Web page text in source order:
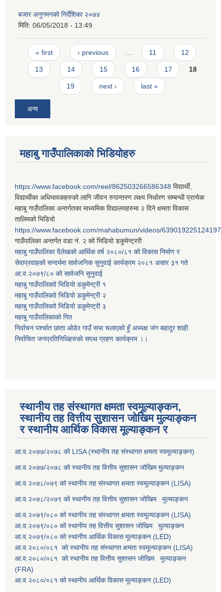
बजार अनुगमनकाे निर्देशिका २०७४
मिति: 06/05/2018 - 13:49
Pages
« first ‹ previous 11 12
13 14 15 16 17 18
19 next › last »
अन्य
महाबु गाउँपालिकाको भिडियोहरु
https://www.facebook.com/reel/862503266586348 विद्यार्थी,
विद्यार्थीका अधिभावकहरुको लागि जीवन रुपान्तरण लक्ष्य निर्धारण सम्बन्धी प्रत्येक
महाबु गाउँपालिका अन्तर्गतका माध्यमिक विद्यालयहरुमा २ दिने क्षमता विकास
तालिमको भिडियो
https://www.facebook.com/mahabumun/videos/639019225124197
गाउँपालिका अन्तर्गत वडा नं. २ को भिडियो डकुमेन्ट्ररी
महाबु गाउँपालिका दैलेखको आर्थिक वर्ष २०८०/८१ को विकास निर्माण र
सेवाप्रवाहको सन्दर्भमा सार्वजनिक सुनुवाई कार्यक्रम २०८१ असार ३१ गते
आ.व.२०७९/८० को सार्वजनि सुनुवाई
महाबु गाउँपालिकाो भिडियो डकुमेन्ट्री १
महाबु गाउँपालिकाो भिडियो डकुमेन्ट्री २
महाबु गाउँपालिकाो भिडियो डकुमेन्ट्री ३
महाबु गाउँपालिकाको गित
निर्वाचन पर्श्चात छाता ओडेर गाउँ सभा चलाएको हुँ अध्यक्ष जंग बहादुर शाही
निर्वाचित जनप्रतिनिधिहरुको सपथ ग्रहण कार्यक्रम ।।
स्थानीय तह संस्थागत क्षमता स्वमूल्याङ्कन,
स्थानीय तह वित्तीय सुशासन जोखिम मुल्याङ्कन
र स्थानीय आर्थिक विकास मूल्याङ्कन र
आ.व.२०७७/२०७८ को LISA (स्थानीय तह संस्थागत क्षमता स्वमूल्याङ्कन)
आ.व.२०७७/२०७८ को स्थानीय तह वित्तीय सुशासन जोखिम मुल्याङ्कन
आ.व.२०७८/०७९ को स्थानीय तह संस्थागत क्षमता स्वमूल्याङ्कन (LISA)
आ.व.२०७८/२०७९ को स्थानीय तह वित्तीय सुशासन जोखिम मुल्याङ्कन
आ.व.२०७९/०८० को स्थानीय तह संस्थागत क्षमता स्वमूल्याङ्कन (LISA)
आ.व.२०७९/०८० को स्थानीय तह वित्तीय सुशासन जोखिम मुल्याङ्कन
आ.व.२०७९/०८० को स्थानीय आर्थिक विकास मूल्याङ्कन (LED)
आ.व.२०८०/०८१ को स्थानीय तह संस्थागत क्षमता स्वमूल्याङ्कन (LISA)
आ.व.२०८०/०८१ को स्थानीय तह वित्तीय सुशासन जोखिम मुल्याङ्कन
(FRA)
आ.व.२०८०/०८१ को स्थानीय आर्थिक विकास मूल्याङ्कन (LED)